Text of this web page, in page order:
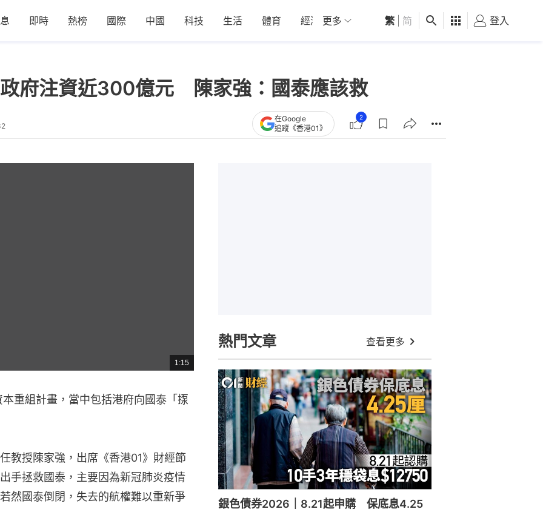
即時 熱榜 國際 中國 科技 生活 體育 經濟 01深圳 觀點 健康 好食玩飛
更多 繁 简 登入
府注資近300億元 陳家強：國泰應該救
在Google
追蹤《香港01》
2
總
共
1:15
重組計畫，當中包括港府向國泰「揼
教授陳家強，出席《香港01》財經節
手拯救國泰，主要因為新冠肺炎疫情
然國泰倒閉，失去的航權難以重新爭
熱門文章 查看更多
銀色債券2026｜8.21起申購 保底息4.25